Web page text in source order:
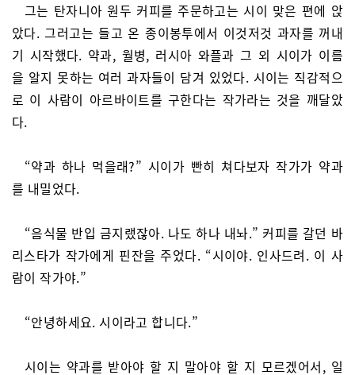
그는 탄자니아 원두 커피를 주문하고는 시이 맞은 편에 앉
았다. 그러고는 들고 온 종이봉투에서 이것저것 과자를 꺼내
기 시작했다. 약과, 월병, 러시아 와플과 그 외 시이가 이름
을 알지 못하는 여러 과자들이 담겨 있었다. 시이는 직감적으
로 이 사람이 아르바이트를 구한다는 작가라는 것을 깨달았
다.
“약과 하나 먹을래?” 시이가 빤히 쳐다보자 작가가 약과
를 내밀었다.
“음식물 반입 금지랬잖아. 나도 하나 내놔.” 커피를 갈던 바
리스타가 작가에게 핀잔을 주었다. “시이야. 인사드려. 이 사
람이 작가야.”
“안녕하세요. 시이라고 합니다.”
시이는 약과를 받아야 할 지 말아야 할 지 모르겠어서, 일